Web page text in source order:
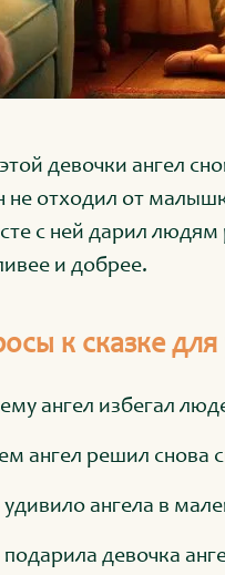
девочки ангел
не отходил от
с ней дарил людям
и добрее.
к сказке
ангел избегал
ангел решил снова
ангела в
девочка